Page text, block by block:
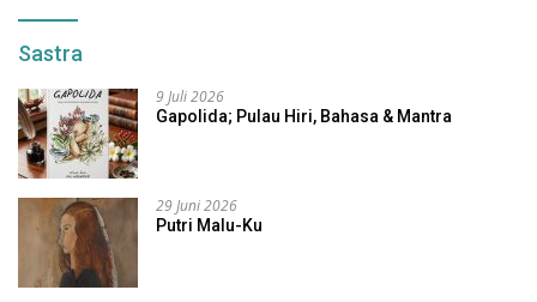
Sastra
9 Juli 2026
Gapolida; Pulau Hiri, Bahasa & Mantra
29 Juni 2026
Putri Malu-Ku